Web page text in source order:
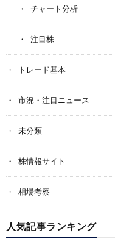
チャート分析
注目株
トレード基本
市況・注目ニュース
未分類
株情報サイト
相場考察
人気記事ランキング